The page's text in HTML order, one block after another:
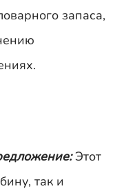
запаса,
Этот
так и